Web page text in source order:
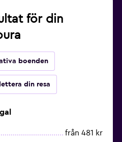
för din
boenden
din resa
från 481 kr